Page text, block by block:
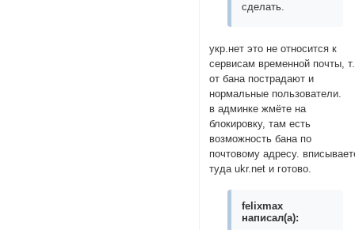
сделать.
укр.нет это не относится к
сервисам временной почты,
от бана пострадают и
нормальные пользователи.
в админке жмёте на
блокировку, там есть
возможность бана по
почтовому адресу.
туда ukr.net и готово.
felixmax
написал(а):